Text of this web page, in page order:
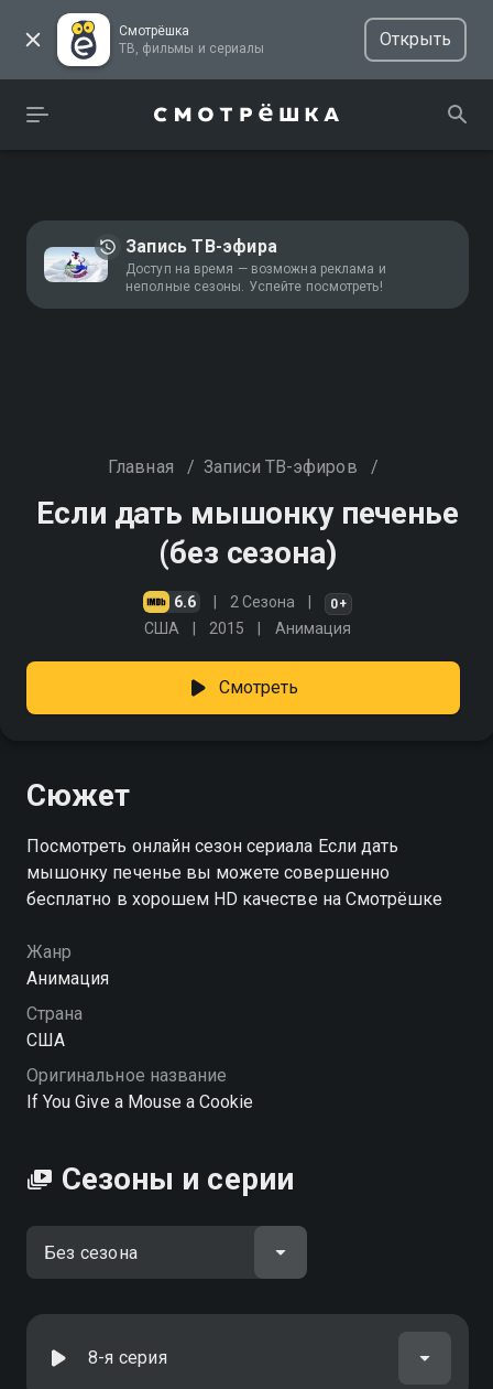
Смотрёшка
ТВ, фильмы и сериалы
Открыть
Запись ТВ-эфира
Доступ на время — возможна реклама и
неполные сезоны. Успейте посмотреть!
Главная / Записи ТВ-эфиров /
Если дать мышонку печенье
(без сезона)
6.6 2 Сезона 0+
США 2015 Анимация
Смотреть
Сюжет
Посмотреть онлайн сезон сериала Если дать
мышонку печенье вы можете совершенно
бесплатно в хорошем HD качестве на Смотрёшке
Жанр
Анимация
Страна
США
Оригинальное название
If You Give a Mouse a Cookie
Сезоны и серии
8-я серия